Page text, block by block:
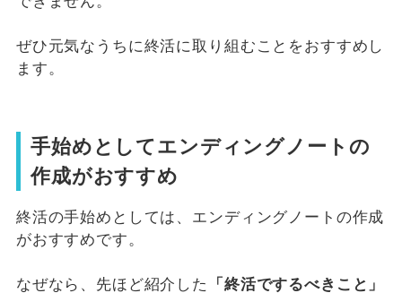
ぜひ元気なうちに終活に取り組むことをおすすめし
ます。
手始めとしてエンディングノートの
作成がおすすめ
終活の手始めとしては、エンディングノートの作成
がおすすめです。
なぜなら、先ほど紹介した 「終活でするべきこと」